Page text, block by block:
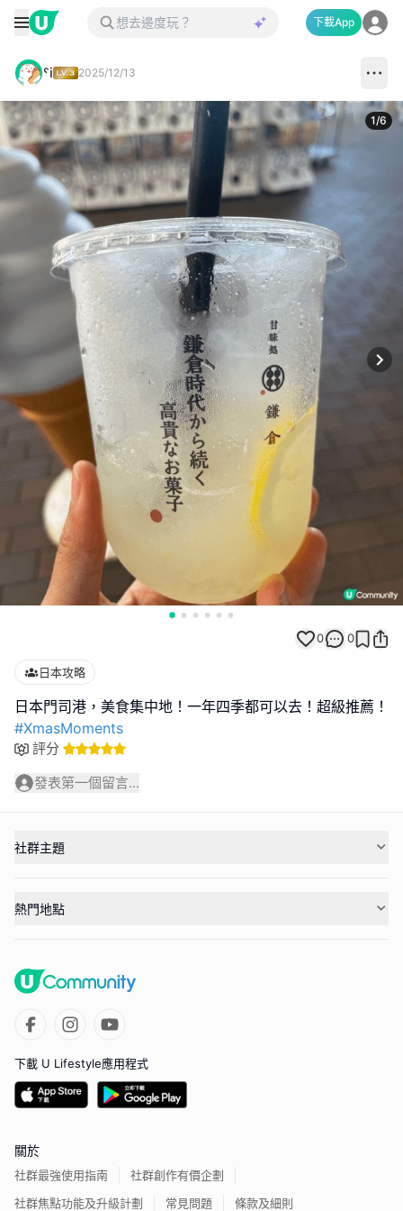
下載App
ˤi 2025/12/13
1/6
0 0
日本攻略
#XmasMoments
評分
發表第一個留言...
社群主題
熱門地點
下載 U Lifestyle應用程式
關於
社群最強使用指南
社群創作有價企劃
社群焦點功能及升級計劃
常見問題 條款及細則